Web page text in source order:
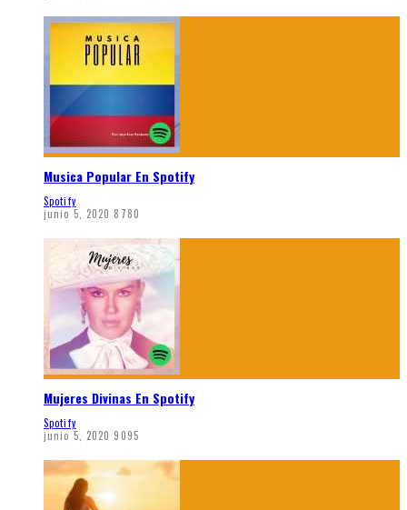
Musica Popular En Spotify
Spotify
junio 5, 2020 8780
Mujeres Divinas En Spotify
Spotify
junio 5, 2020 9095